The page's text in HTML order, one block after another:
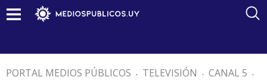
PORTAL MEDIOS PÚBLICOS . TELEVISIÓN . CANAL 5 .